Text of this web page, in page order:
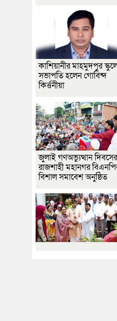
কাশিয়ানীর মাহমুদপুর
সভাপতি হলেন গোবিন্দ
কির্ত্তনীয়া
জুলাই গণঅভ্যুত্থান দিবসের
রাজশাহী মহানগর
বিশাল সমাবেশ অনুষ্ঠিত